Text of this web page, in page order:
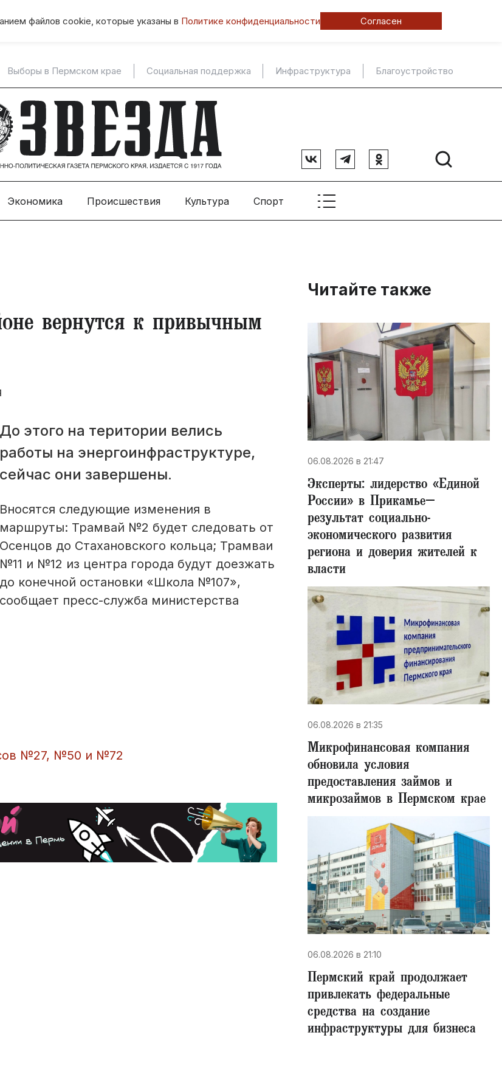
файлов cookie, которые указаны в Политике конфиденциальности Согласен
Выборы в Пермском крае Социальная поддержка Инфраструктура Благоустройство
Экономика Происшествия Культура Спорт
вернутся к привычным
До этого на територии велись
работы на энергоинфраструктуре,
сейчас они завершены.
Вносятся следующие изменения в
маршруты: Трамвай №2 будет следовать от
Осенцов до Стахановского кольца; Трамваи
№11 и №12 из центра города будут доезжать
до конечной остановки «Школа №107»,
сообщает пресс-служба министерства
№27, №50 и №72
Читайте также
06.08.2026 в 21:47
Эксперты: лидерство «Единой
России» в Прикамье–
результат социально-
экономического развития
региона и доверия жителей к
власти
06.08.2026 в 21:35
Микрофинансовая компания
обновила условия
предоставления займов и
микрозаймов в Пермском крае
06.08.2026 в 21:10
Пермский край продолжает
привлекать федеральные
средства на создание
инфраструктуры для бизнеса